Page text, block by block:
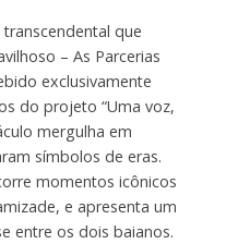
que
– As Parcerias
exclusivamente
do projeto “Uma voz,
mergulha em
símbolos de eras.
momentos icônicos
e apresenta um
entre os dois baianos.